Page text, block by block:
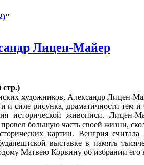
"
Лицен-Майер
стр.)
художников, Александр Лицен-
силе рисунка, драматичности тем
исторической живописи. Лицен-
большую часть своей жизни,
картин. Венгрия
выставке в память
Матвею Корвину об избрании его